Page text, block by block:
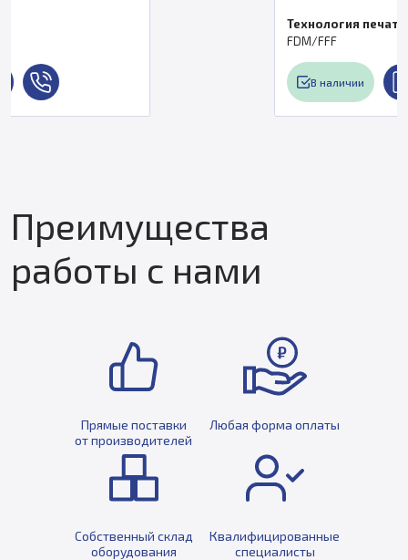
Технология печати
Преимущества
работы с нами
Прямые поставки
от производителей
Любая форма оплаты
Собственный склад
оборудования
Квалифицированные
специалисты